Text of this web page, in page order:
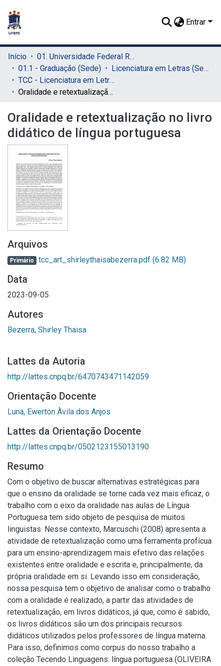
Entrar
Início
01. Universidade Federal Rural de Pernambuco - UFRPE (Sede)
01.1 - Graduação (Sede)
Licenciatura em Letras (Sede)
TCC - Licenciatura em Letras (Sede)
Oralidade e retextualização no livro didático de língua portuguesa
Oralidade e retextualização no livro
didático de língua portuguesa
Arquivos
Primário tcc_art_shirleythaisabezerra.pdf (6.82 MB)
Data
2023-09-05
Autores
Bezerra, Shirley Thaisa
Lattes da Autoria
http://lattes.cnpq.br/6470743471142059
Orientação Docente
Luna, Ewerton Àvila dos Anjos
Lattes da Orientação Docente
http://lattes.cnpq.br/0502123155013190
Resumo
Com o objetivo de buscar alternativas estratégicas para
que o ensino da oralidade se torne cada vez mais eficaz, o
trabalho com o eixo da oralidade nas aulas de Língua
Portuguesa tem sido objeto de pesquisa de muitos
linguistas. Nesse contexto, Marcuschi (2008) apresenta a
atividade de retextualização como uma ferramenta profícua
para um ensino-aprendizagem mais efetivo das relações
existentes entre oralidade e escrita e, principalmente, da
própria oralidade em si. Levando isso em consideração,
nossa pesquisa tem o objetivo de analisar como o trabalho
com a oralidade é realizado, a partir das atividades de
retextualização, em livros didáticos, já que, como é sabido,
os livros didáticos são um dos principais recursos
didáticos utilizados pelos professores de língua materna.
Para isso, definimos como corpus do nosso trabalho a
coleção Tecendo Linguagens: língua portuguesa (OLIVEIRA